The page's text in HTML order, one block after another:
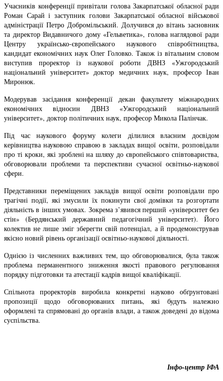
Учасників конференції привітали голова Закарпатської обласної ради
Роман Сарай і заступник голови Закарпатської обласної військової
адміністрації Петро Добромільський. Долучився до вітань засновник
та директор Видавничого дому «Гельветика», голова наглядової ради
Центру українсько-європейського наукового співробітництва,
кандидат економічних наук Олег Головко. Також із вітальним словом
виступив проректор із наукової роботи ДВНЗ «Ужгородський
національний університет» доктор медичних наук, професор Іван
Миронюк.
Модерував засідання конференції декан факультету міжнародних
економічних відносин ДВНЗ «Ужгородський національний
університет», доктор політичних наук, професор Микола Палінчак.
Під час наукового форуму колеги ділилися власним досвідом
керівництва науковою справою в закладах вищої освіти, розповідали
про ті кроки, які зроблені на шляху до європейського співтовариства,
обговорювали проблеми та перспективи сучасної освітньо-наукової
сфери.
Представники переміщених закладів вищої освіти розповідали про
трагічні події, які змусили їх покинути свої домівки та розгортати
діяльність в інших умовах. Зокрема з’явився перший «університет без
стін» (Бердянський державний педагогічний університет). Його
колектив не лише зміг зберегти свій потенціал, а й продемонстрував
якісно новий рівень організації освітньо-наукової діяльності.
Однією із численних важливих тем, що обговорювалися, була також
проблема перманентного зниження якості правового регулювання
порядку підготовки та атестації кадрів вищої кваліфікації.
Спільнота проректорів виробила конкретні науково обґрунтовані
пропозиції щодо обговорюваних питань, які будуть належно
оформлені та спрямовані до органів влади, а також доведені до відома
суспільства.
Інфо-центр ІФА